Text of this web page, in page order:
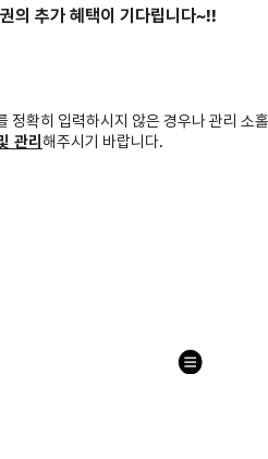
의 추가 혜택이 기다립니다~!!
확히 입력하시지 않은 경우나 관리
관리해주시기 바랍니다.
목